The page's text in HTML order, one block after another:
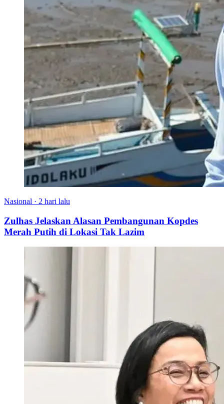
Nasional · 2 hari lalu
Zulhas Jelaskan Alasan Pembangunan Kopdes
Merah Putih di Lokasi Tak Lazim